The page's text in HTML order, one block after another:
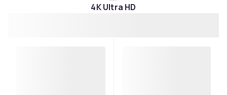
4K Ultra HD